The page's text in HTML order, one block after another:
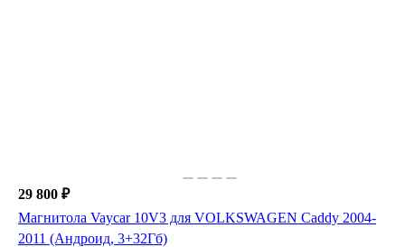
29 800 ₽
Магнитола Vaycar 10V3 для VOLKSWAGEN Caddy 2004-
2011 (Андроид, 3+32Гб)